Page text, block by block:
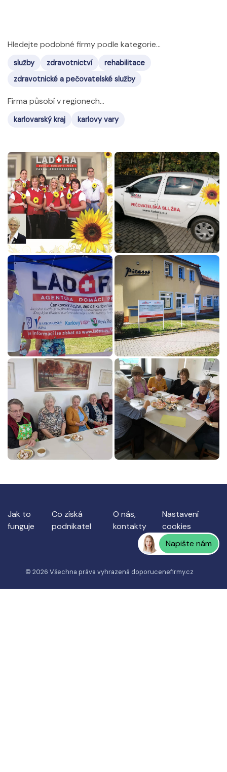
Hledejte podobné firmy podle kategorie...
služby zdravotnictví
rehabilitace
zdravotnické a pečovatelské služby
Firma působí v regionech...
karlovarský kraj karlovy vary
Jak to
funguje
Co získá
podnikatel
O nás,
kontakty
Nastavení
cookies
Napište nám
© 2026 Všechna práva vyhrazená doporucenefirmy.cz